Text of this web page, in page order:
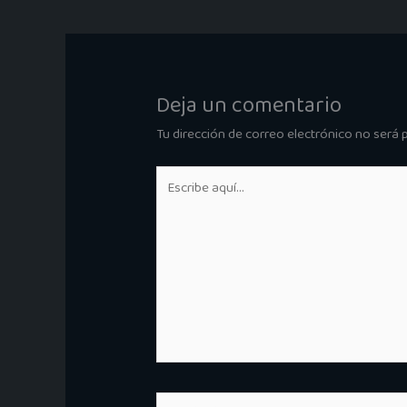
Deja un comentario
Tu dirección de correo electrónico no será
aquí...